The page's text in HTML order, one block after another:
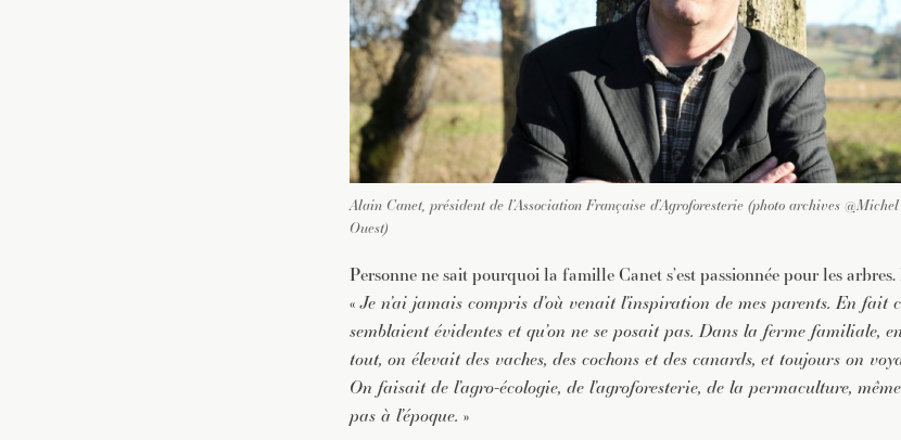
Alain Canet, président de l’Association Française d’Agroforesterie (photo archives
Ouest)
Personne ne sait pourquoi la famille Canet s’est passionnée pour les
«Je n’ai jamais compris d’où venait l’inspiration de mes parents. En fait
semblaient évidentes et qu’on ne se posait pas. Dans la ferme familiale,
tout, on élevait des vaches, des cochons et des canards, et toujours on
On faisait de l’agro-écologie, de l’agroforesterie, de la permaculture,
pas à l’époque. »